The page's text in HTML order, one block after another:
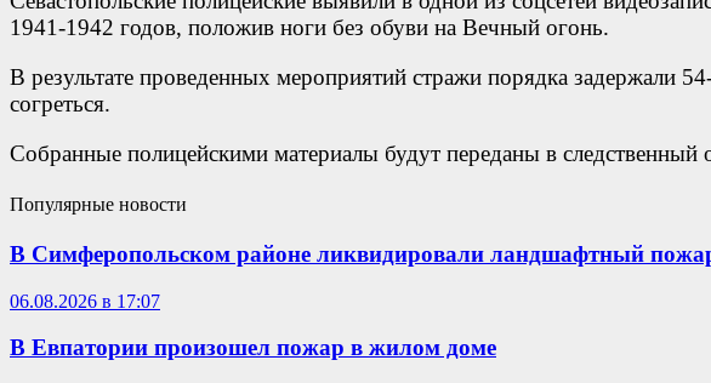
1941-1942 годов, положив ноги без обуви на Вечный огонь.
В результате проведенных мероприятий стражи порядка
согреться.
Собранные полицейскими материалы будут переданы в
Популярные новости
В Симферопольском районе ликвидировали ландшафтный
06.08.2026 в 17:07
В Евпатории произошел пожар в жилом доме